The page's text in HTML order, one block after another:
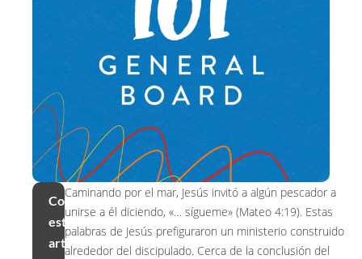
Compartir
este
artículo
Caminando por el mar, Jesús invitó a algún pescador a
unirse a él diciendo, «… sígueme» (Mateo 4:19). Estas
palabras de Jesús prefiguraron un ministerio construido
alrededor del discipulado. Cerca de la conclusión del